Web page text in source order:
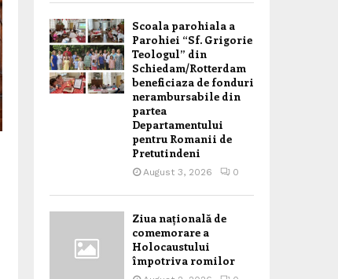
Scoala parohiala a
Parohiei “Sf. Grigorie
Teologul” din
Schiedam/Rotterdam
beneficiaza de fonduri
nerambursabile din
partea
Departamentului
pentru Romanii de
Pretutindeni
August 3, 2026 0
Ziua națională de
comemorare a
Holocaustului
împotriva romilor